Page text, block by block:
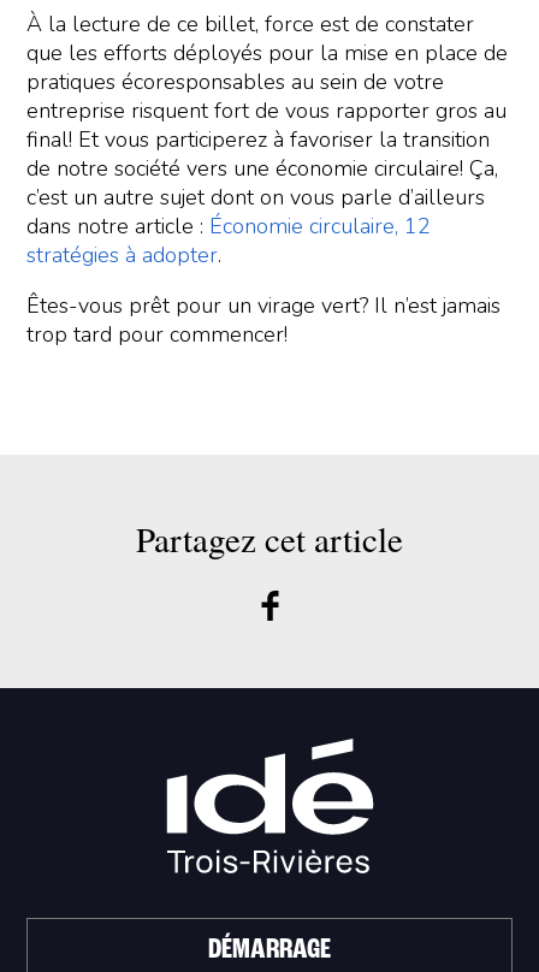
À la lecture de ce billet, force est de constater
que les efforts déployés pour la mise en place de
pratiques écoresponsables au sein de votre
entreprise risquent fort de vous rapporter gros au
final! Et vous participerez à favoriser la transition
de notre société vers une économie circulaire! Ça,
c’est un autre sujet dont on vous parle d’ailleurs
dans notre article : Économie circulaire, 12
stratégies à adopter.
Êtes-vous prêt pour un virage vert? Il n’est jamais
trop tard pour commencer!
Partagez cet article
DÉMARRAGE